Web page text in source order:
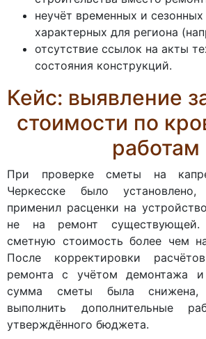
неучёт временных и
характерных для региона
отсутствие ссылок на акты
состояния конструкций.
Кейс: выявление
стоимости по
работам
При проверке сметы на
Черкесске было
применил расценки на
не на ремонт существующей.
сметную стоимость более чем
После корректировки
ремонта с учётом демонтажа и
сумма сметы была снижена,
выполнить дополнительные
утверждённого бюджета.